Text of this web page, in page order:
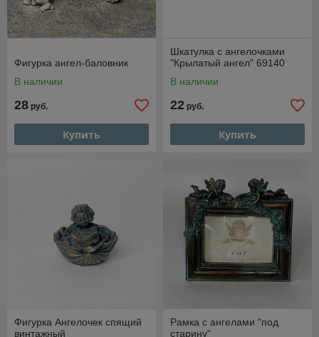
Фигурка ангел-баловник
В наличии
28 руб.
Купить
Шкатулка с ангелочками
"Крылатый ангел" 69140
В наличии
22 руб.
Купить
Фигурка Ангелочек спящий
винтажный
Рамка с ангелами "под
старину"